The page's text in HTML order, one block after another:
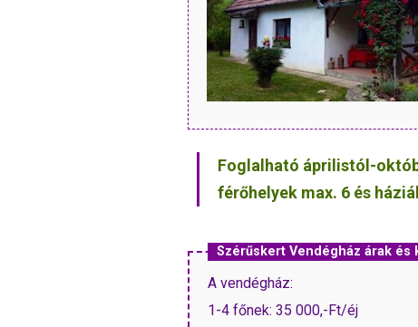
Foglalható áprilistól-
férőhelyek max. 6 és
Szérűskert Vendégház árak és
A vendégház:
1-4 főnek: 35 000,-Ft/éj